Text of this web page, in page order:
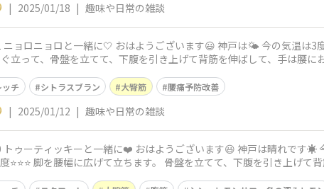
| 2025/01/18 | 趣味や日常の雑談
は🌤️ 今の気温は3度、予想最高気温は8度です。 今日のスト
ッチ シトラスブラン 大臀筋 腰痛予防改善
| 2025/01/12 | 趣味や日常の雑談
ます😃 神戸は晴れです☀️ 今の気温は6度、予想最高気温は12度で